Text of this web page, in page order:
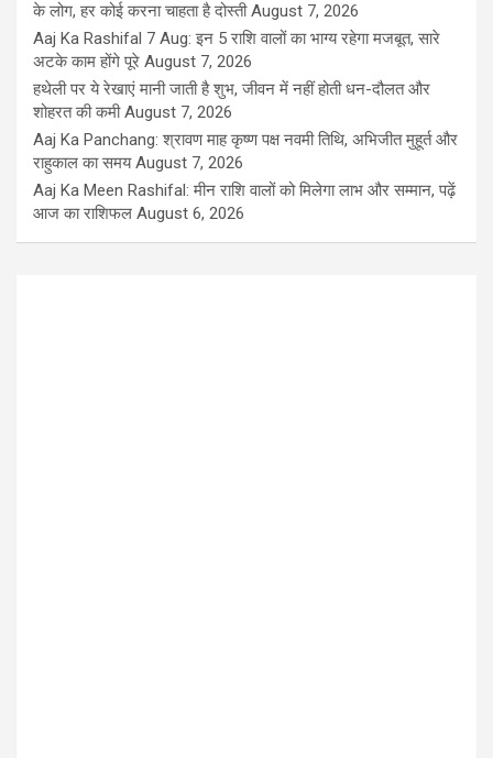
के लोग, हर कोई करना चाहता है दोस्ती August 7, 2026
Aaj Ka Rashifal 7 Aug: इन 5 राशि वालों का भाग्य रहेगा मजबूत, सारे
अटके काम होंगे पूरे August 7, 2026
हथेली पर ये रेखाएं मानी जाती है शुभ, जीवन में नहीं होती धन-दौलत और
शोहरत की कमी August 7, 2026
Aaj Ka Panchang: श्रावण माह कृष्ण पक्ष नवमी तिथि, अभिजीत मुहूर्त और
राहुकाल का समय August 7, 2026
Aaj Ka Meen Rashifal: मीन राशि वालों को मिलेगा लाभ और सम्मान, पढ़ें
आज का राशिफल August 6, 2026